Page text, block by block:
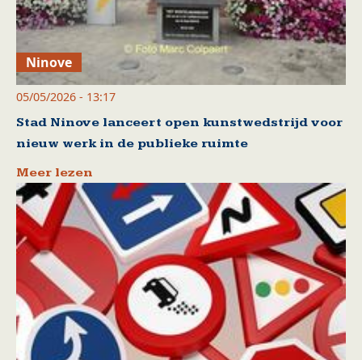
Ninove
05/05/2026 - 13:17
Stad Ninove lanceert open kunstwedstrijd voor
nieuw werk in de publieke ruimte
Meer lezen